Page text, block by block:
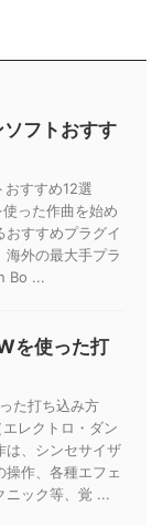
フトおすす
おすすめ12選
使った作曲を始め
おすすめプラグイ
海外の最大手プラ
Bo ...
を使った打
た打ち込み方
レクトロ・ダン
は、シンセサイザ
操作、各種エフェ
ニック等、覚 ...